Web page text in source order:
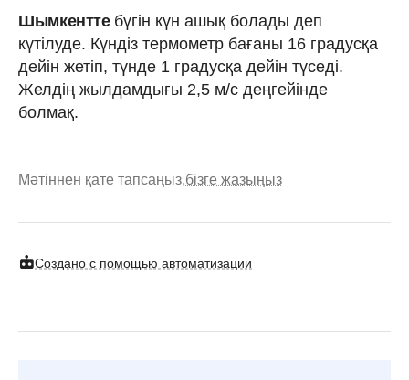
Шымкентте бүгін күн ашық болады деп
күтілуде. Күндіз термометр бағаны 16 градусқа
дейін жетіп, түнде 1 градусқа дейін түседі.
Желдің жылдамдығы 2,5 м/с деңгейінде
болмақ.
Мәтіннен қате тапсаңыз,бізге жазыңыз
Создано с помощью автоматизации